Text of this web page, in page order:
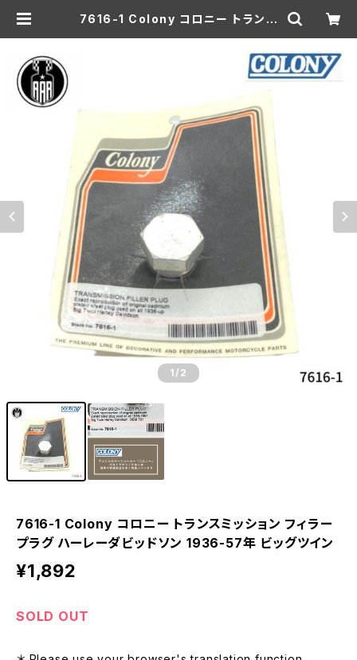
7616-1 Colony コロニー トランス
1 /2
7616-1 Colony コロニー トランスミッション フィラー
プラグ ハーレーダビッドソン 1936-57年 ビッグツイン
¥1,892
SOLD OUT